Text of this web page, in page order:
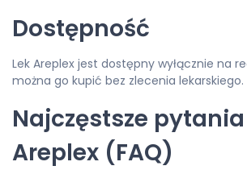
Dostępność
Lek Areplex jest dostępny wyłącznie na
można go kupić bez zlecenia lekarskiego.
Najczęstsze
Areplex (FAQ)